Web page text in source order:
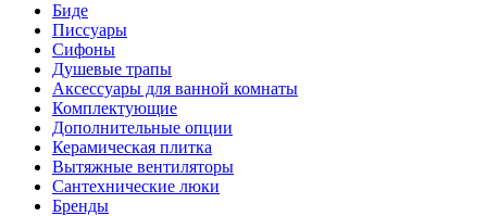
Биде
Писсуары
Сифоны
Душевые трапы
Аксессуары для ванной комнаты
Комплектующие
Дополнительные опции
Керамическая плитка
Вытяжные вентиляторы
Сантехнические люки
Бренды